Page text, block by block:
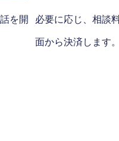
を開 必要に応じ、相談
面から決済します。